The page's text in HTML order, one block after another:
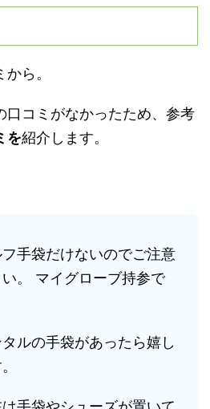
ら。
口コミがなかったため、参考
を紹介します。
フ手袋だけないのでご注意
い。 マイグローブ持参で
タルの手袋があったら嬉し